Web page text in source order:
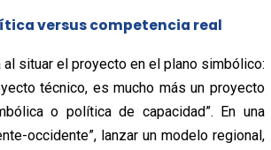
versus competencia real
situar el proyecto en el plano simbólico:
técnico, es mucho más un proyecto
o política de capacidad”. En una
occidente”, lanzar un modelo regional,